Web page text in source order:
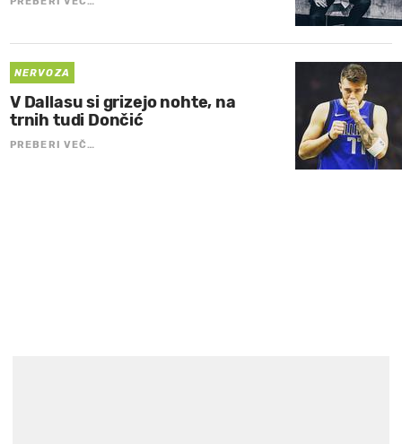
NERVOZA
V Dallasu si grizejo nohte, na
trnih tudi Dončić
PREBERI VEČ…